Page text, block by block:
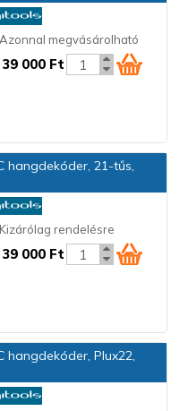
Azonnal megvásárolható
39 000 Ft
hangdekóder, 21-tűs,
Kizárólag rendelésre
39 000 Ft
hangdekóder, Plux22,